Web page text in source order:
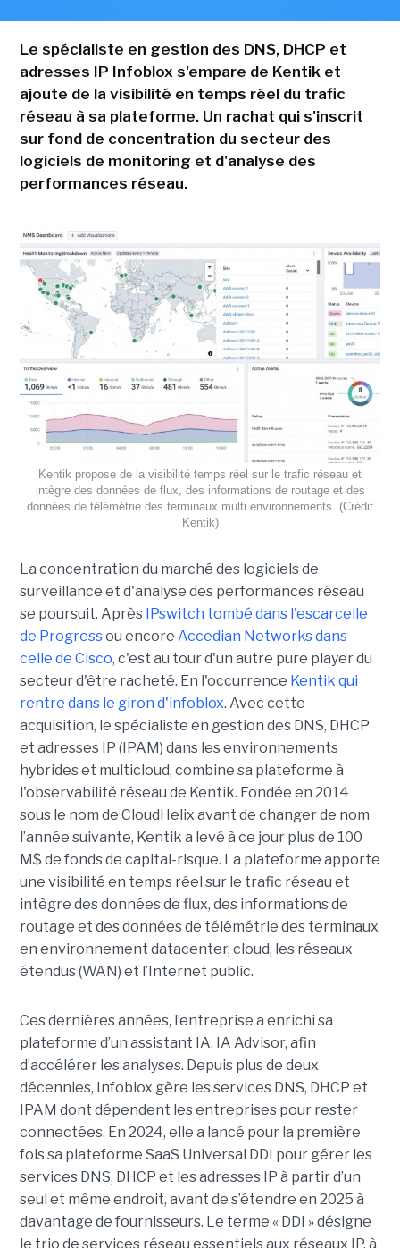
Le spécialiste en gestion des DNS, DHCP et
adresses IP Infoblox s'empare de Kentik et
ajoute de la visibilité en temps réel du trafic
réseau à sa plateforme. Un rachat qui s'inscrit
sur fond de concentration du secteur des
logiciels de monitoring et d'analyse des
performances réseau.
Kentik propose de la visibilité temps réel sur le trafic réseau et
intègre des données de flux, des informations de routage et des
données de télémétrie des terminaux multi environnements. (Crédit
Kentik)
La concentration du marché des logiciels de
surveillance et d'analyse des performances réseau
se poursuit. Après IPswitch tombé dans l'escarcelle
de Progressou encore Accedian Networks dans
celle de Cisco, c'est au tour d'un autre pure player du
secteur d'être racheté. En l'occurrence Kentik qui
rentre dans le giron d'infoblox. Avec cette
acquisition, le spécialiste en gestion des DNS, DHCP
et adresses IP (IPAM) dans les environnements
hybrides et multicloud, combine sa plateforme à
l'observabilité réseau de Kentik. Fondée en 2014
sous le nom de CloudHelix avant de changer de nom
l’année suivante, Kentik a levé à ce jour plus de 100
M$ de fonds de capital-risque. La plateforme apporte
une visibilité en temps réel sur le trafic réseau et
intègre des données de flux, des informations de
routage et des données de télémétrie des terminaux
en environnement datacenter, cloud, les réseaux
étendus (WAN) et l’Internet public.
Ces dernières années, l’entreprise a enrichi sa
plateforme d’un assistant IA, IA Advisor, afin
d’accélérer les analyses. Depuis plus de deux
décennies, Infoblox gère les services DNS, DHCP et
IPAM dont dépendent les entreprises pour rester
connectées. En 2024, elle a lancé pour la première
fois sa plateforme SaaS Universal DDI pour gérer les
services DNS, DHCP et les adresses IP à partir d’un
seul et même endroit, avant de s’étendre en 2025 à
davantage de fournisseurs. Le terme « DDI » désigne
le trio de services réseau essentiels aux réseaux IP, à